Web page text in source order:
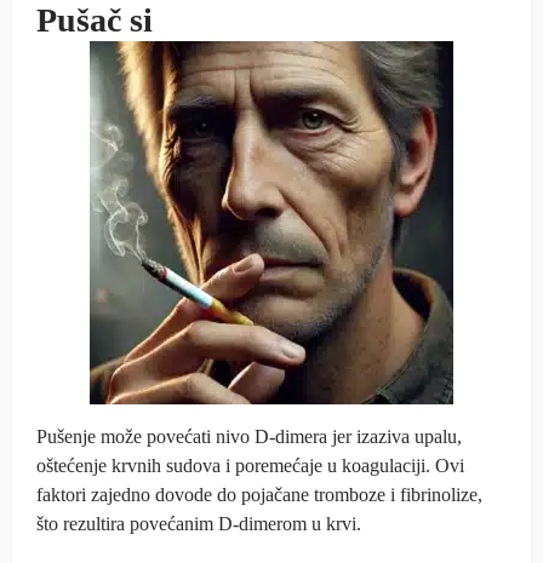
Pušač si
Pušenje može povećati nivo D-dimera jer izaziva upalu,
oštećenje krvnih sudova i poremećaje u koagulaciji. Ovi
faktori zajedno dovode do pojačane tromboze i fibrinolize,
što rezultira povećanim D-dimerom u krvi.